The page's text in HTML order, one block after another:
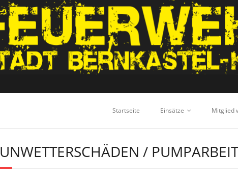
Startseite Einsätze Mitglied
UNWETTERSCHÄDEN /